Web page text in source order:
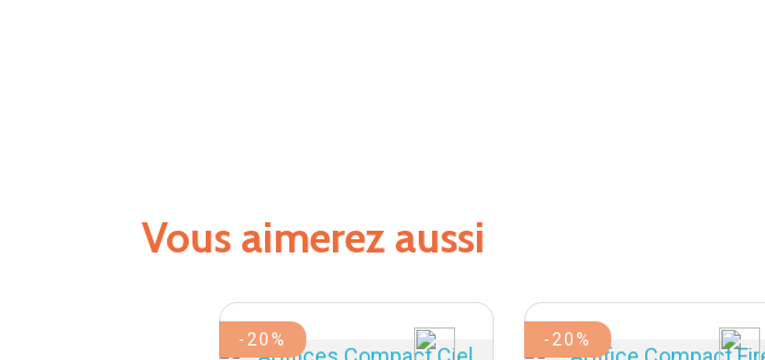
Vous aimerez aussi
-20% -20%